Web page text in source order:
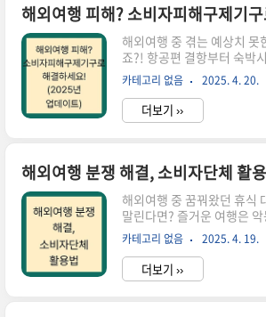
증 해결의 첫걸음여행 중 갑
막막하죠?! 이럴 때 가장 먼
1372 소비자상담센터 입니다! 국번 없이 1372만
누르면, 전화 또는 인터넷을
해 유형, 대응 방법, 필요한
얻을 수 있답니다. 마치 나
는 ..
해외여행 중 겪는 예상치 못
죠?! 항공편 결항부터 숙박
의 부당행위까지! 꿈꿔왔던
피해로부터 여러분을 보호하기 위해 소
제기구 가 존재합니다. 이 기관을 통해 효과적인 해
결 방법을 알아보고, 즐거운
하자!여행의 설렘을 산산이
해! 도대체 어떤 일들이 일어
보다 훨씬 다양하고 복잡한
고 미리 대비해 봅시다!항공
항이나 지연은 여행객들에게
중 하나입니다. 항공사의 일
로 여행 일정이 틀어지거나,
카테고리 없음 2025. 4. 20.
더보기 ››
해외여행 분쟁 해결, 소비자단체 활
해외여행 중 꿈꿔왔던 휴식
말린다면? 즐거운 여행은
다. 항공편 결항부터 숙박시
부당행위까지! 이런 억울한
리를 지켜줄 소비자단체 활
세요! 분쟁 유형별 해결 전략
카테고리 없음 2025. 4. 19.
더보기 ››